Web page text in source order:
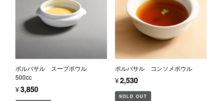
ポルバサル スープボウル
500cc
¥3,850
ポルバサル コンソメボウル
¥2,530
SOLD OUT